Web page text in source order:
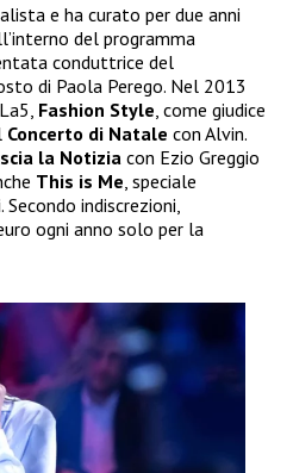
e ha curato per due anni
del programma
conduttrice del
di Paola Perego. Nel 2013
Fashion Style , come giudice
Concerto di Natale con Alvin.
la Notizia con Ezio Greggio
This is Me , speciale
indiscrezioni,
ogni anno solo per la